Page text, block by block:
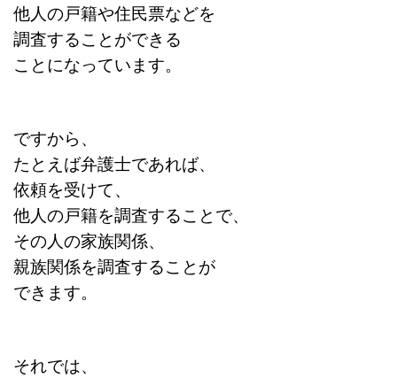
他人の戸籍や住民票などを
調査することができる
ことになっています。
ですから、
たとえば弁護士であれば、
依頼を受けて、
他人の戸籍を調査することで、
その人の家族関係、
親族関係を調査することが
できます。
それでは、